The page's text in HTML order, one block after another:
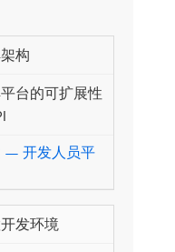
构
台的可扩展性
— 开发人员平
发环境